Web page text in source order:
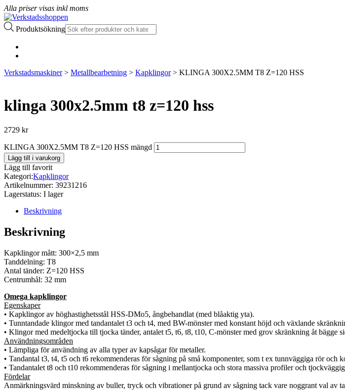
Alla priser visas inkl moms
Produktsökning
Verkstadsmaskiner> Metallbearbetning > Kapklingor> KLINGA 300X2.5MM T8 Z=120 HSS
klinga 300x2.5mm t8 z=120 hss
2729 kr
KLINGA 300X2.5MM T8 Z=120 HSS mängd
Lägg till i varukorg
Lägg till favorit
Kategori:Kapklingor
Artikelnummer: 39231216
Lagerstatus: I lager
Beskrivning
Beskrivning
Kapklingor mått: 300×2,5 mm
Tanddelning: T8
Antal tänder: Z=120 HSS
Centrumhål: 32 mm
Omega kapklingor
Egenskaper
• Kapklingor av höghastighetsstål HSS-DMo5, ångbehandlat (med blåaktig yta).
• Tunntandade klingor med tandantalet t3 och t4, med BW-mönster med konstant höjd och växlande
• Klingor med medeltjocka till tjocka tänder, antalet t5, t6, t8, t10, C-mönster med grov skränkning åt bägge
Användningsområden
• Lämpliga för användning av alla typer av kapsågar för metaller.
• Tandantal t3, t4, t5 och t6 rekommenderas för sågning på små komponenter, som t ex tunnväggiga rör
• Tandantalet t8 och t10 rekommenderas för sågning i mellantjocka och stora massiva profiler och
Fördelar
Anmärkningsvärd minskning av buller, tryck och vibrationer på grund av sågning tack vare noggrant val av